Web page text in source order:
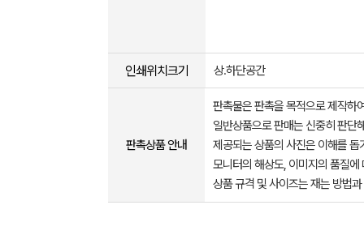
인쇄위치크기 상.하단공간
판촉상품 안내
판촉물은 판촉을 목적으로 제작하
일반상품으로 판매는 신중히 판단
제공되는 상품의 사진은 이해를
모니터의 해상도, 이미지의 품질
상품 규격 및 사이즈는 재는 방법